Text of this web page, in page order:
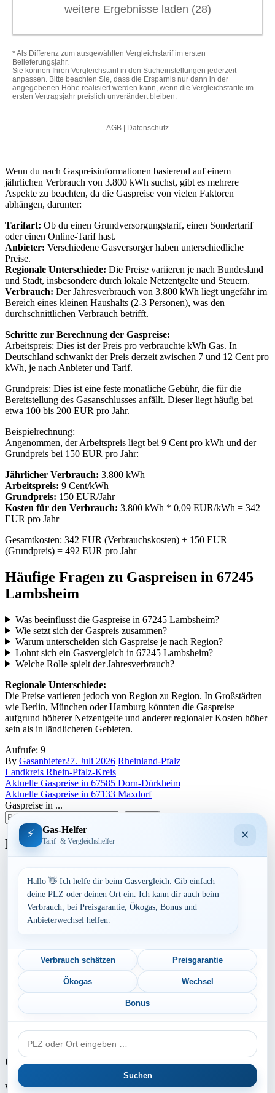
Wenn du nach Gaspreisinformationen basierend auf einem
jährlichen Verbrauch von 3.800 kWh suchst, gibt es mehrere
Aspekte zu beachten, da die Gaspreise von vielen Faktoren
abhängen, darunter:
Tarifart: Ob du einen Grundversorgungstarif, einen Sondertarif
oder einen Online-Tarif hast.
Anbieter: Verschiedene Gasversorger haben unterschiedliche
Preise.
Regionale Unterschiede: Die Preise variieren je nach Bundesland
und Stadt, insbesondere durch lokale Netzentgelte und Steuern.
Verbrauch: Der Jahresverbrauch von 3.800 kWh liegt ungefähr im
Bereich eines kleinen Haushalts (2-3 Personen), was den
durchschnittlichen Verbrauch betrifft.
Schritte zur Berechnung der Gaspreise:
Arbeitspreis: Dies ist der Preis pro verbrauchte kWh Gas. In
Deutschland schwankt der Preis derzeit zwischen 7 und 12 Cent pro
kWh, je nach Anbieter und Tarif.
Grundpreis: Dies ist eine feste monatliche Gebühr, die für die
Bereitstellung des Gasanschlusses anfällt. Dieser liegt häufig bei
etwa 100 bis 200 EUR pro Jahr.
Beispielrechnung:
Angenommen, der Arbeitspreis liegt bei 9 Cent pro kWh und der
Grundpreis bei 150 EUR pro Jahr:
Jährlicher Verbrauch: 3.800 kWh
Arbeitspreis: 9 Cent/kWh
Grundpreis: 150 EUR/Jahr
Kosten für den Verbrauch: 3.800 kWh * 0,09 EUR/kWh = 342
EUR pro Jahr
Gesamtkosten: 342 EUR (Verbrauchskosten) + 150 EUR
(Grundpreis) = 492 EUR pro Jahr
Häufige Fragen zu Gaspreisen in 67245
Lambsheim
Was beeinflusst die Gaspreise in 67245 Lambsheim?
Wie setzt sich der Gaspreis zusammen?
Warum unterscheiden sich Gaspreise je nach Region?
Lohnt sich ein Gasvergleich in 67245 Lambsheim?
Welche Rolle spielt der Jahresverbrauch?
Regionale Unterschiede:
Die Preise variieren jedoch von Region zu Region. In Großstädten
wie Berlin, München oder Hamburg könnten die Gaspreise
aufgrund höherer Netzentgelte und anderer regionaler Kosten höher
sein als in ländlicheren Gebieten.
Aufrufe: 9
By Gasanbieter27. Juli 2026 Rheinland-Pfalz
Landkreis Rhein-Pfalz-Kreis
Beitragsnavigation
Aktuelle Gaspreise in 67585 Dorn-Dürkheim
Aktuelle Gaspreise in 67133 Maxdorf
Gaspreise in ...
Bundesland
Bayern
Berlin
Brandenburg
Bremen
Hamburg
Mecklenburg-Vorpommern
Niedersachsen
Nordrhein-Westfalen
Rheinland-Pfalz
Saarland
Sachsen-Anhalt
Gaspreis-Explosion
Wie die Medien aktuell berichten, erwartetMillionen von
⚡ Gas-Helfer
Tarif- & Vergleichshelfer ×
Hallo 👋 Ich helfe dir beim Gasvergleich. Gib einfach
deine PLZ oder deinen Ort ein. Ich kann dir auch beim
Verbrauch, bei Preisgarantie, Ökogas, Bonus und
Anbieterwechsel helfen.
Verbrauch schätzen Preisgarantie
Ökogas Wechsel
Bonus
PLZ
oder
Ort
Suchen